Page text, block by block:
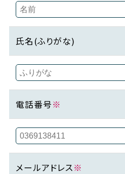
氏名(ふりがな)
電話番号※
メールアドレス※